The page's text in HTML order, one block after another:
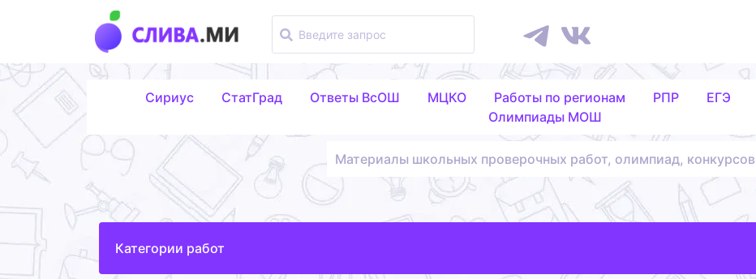
Сириус СтатГрад Ответы ВсОШ МЦКО Работы по регионам РПР ЕГЭ
Олимпиады МОШ
Материалы школьных проверочных работ, олимпиад, конкурсов
Категории работ